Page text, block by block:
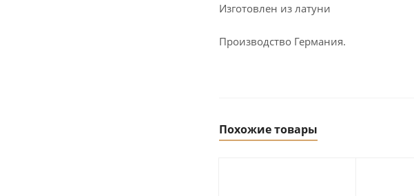
Изготовлен из латуни
Производство Германия.
Похожие товары